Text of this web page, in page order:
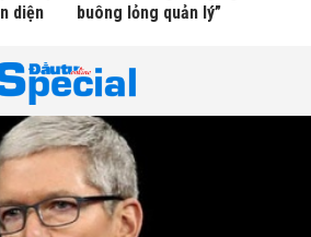
diện
buông lỏng quản lý”